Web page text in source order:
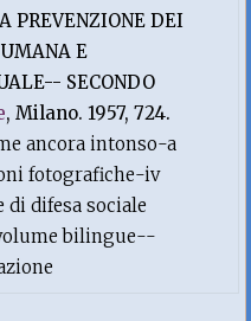
PREVENZIONE DEI
E
SECONDO
, Milano. 1957, 724.
ancora intonso-a
fotografiche-iv
difesa sociale
bilingue--